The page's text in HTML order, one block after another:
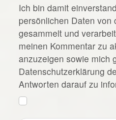
*
Ich bin damit
persönlichen Daten von
gesammelt und
meinen Kommentar zu
anzuzeigen sowie mich
Datenschutzerklärung
Antworten darauf zu